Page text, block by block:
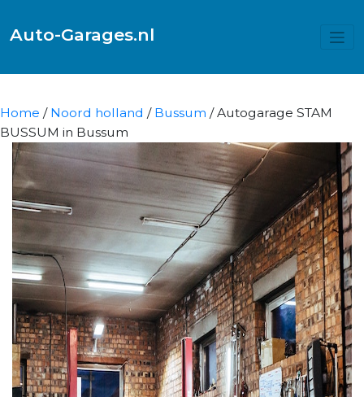
Auto-Garages.nl
Home / Noord holland / Bussum / Autogarage STAM
BUSSUM in Bussum